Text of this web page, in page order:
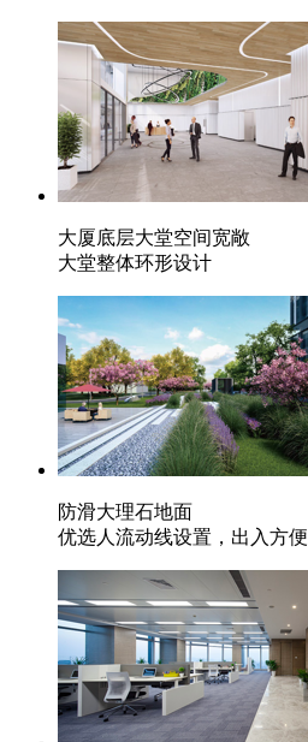
大厦底层大堂空间宽敞
大堂整体环形设计
防滑大理石地面
优选人流动线设置，出入方便